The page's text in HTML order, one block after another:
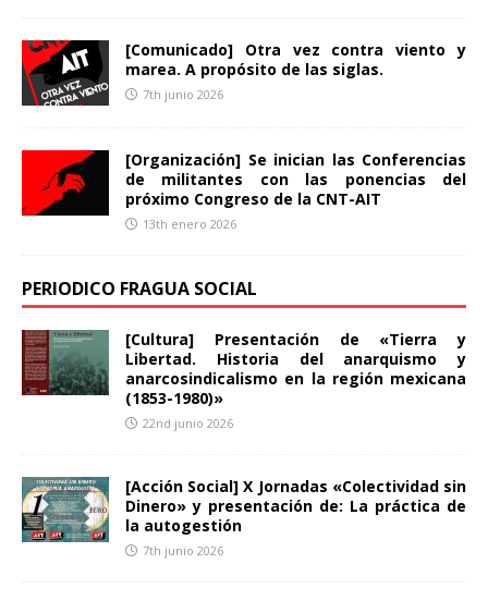
[Comunicado] Otra vez contra viento y
marea. A propósito de las siglas.
7th junio 2026
[Organización] Se inician las Conferencias
de militantes con las ponencias del
próximo Congreso de la CNT-AIT
13th enero 2026
PERIODICO FRAGUA SOCIAL
[Cultura] Presentación de «Tierra y
Libertad. Historia del anarquismo y
anarcosindicalismo en la región mexicana
(1853-1980)»
22nd junio 2026
[Acción Social] X Jornadas «Colectividad sin
Dinero» y presentación de: La práctica de
la autogestión
7th junio 2026